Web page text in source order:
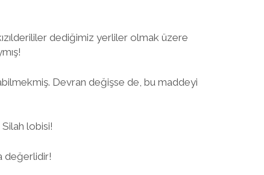
dediğimiz yerliler olmak üzere
Devran değişse de, bu maddeyi
lobisi!
değerlidir!